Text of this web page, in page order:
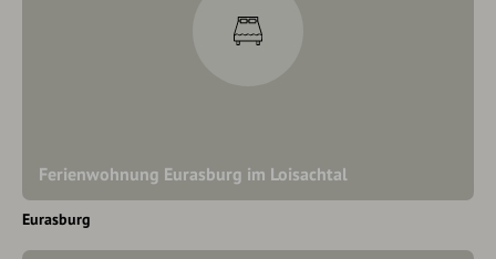
Ferienwohnung Eurasburg im Loisachtal
Eurasburg